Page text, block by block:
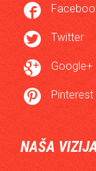

 Twitter
 Google+
 Pinterest
NAŠA